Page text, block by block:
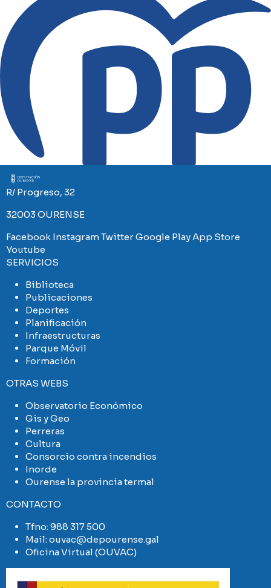
Imaxe
R/ Progreso, 32
32003 OURENSE
Facebook InstagramTwitterGoogle PlayApp Store
Youtube
SERVICIOS
Biblioteca
Publicaciones
Deportes
Planificación
Infraestructuras
Parque Móvil
Formación
OTRAS WEBS
Observatorio Económico
Gis y Geo
Perreras
Cultura
Consorcio contra incendios
Inorde
Ourense la provincia termal
CONTACTO
Tfno:988 317 500
Mail:ouvac@depourense.gal
Oficina Virtual (OUVAC)